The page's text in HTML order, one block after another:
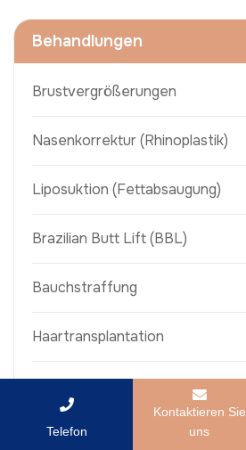
Behandlungen
Brustvergrößerungen
Nasenkorrektur (Rhinoplastik)
Liposuktion (Fettabsaugung)
Brazilian Butt Lift (BBL)
Bauchstraffung
Haartransplantation
Zahnimplantate
Telefon
Kontaktieren Sie
uns